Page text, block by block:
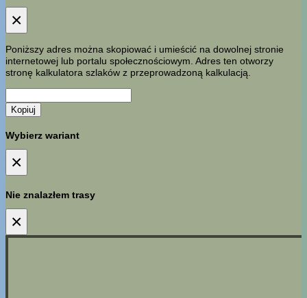
×
Poniższy adres można skopiować i umieścić na dowolnej stronie
internetowej lub portalu społecznościowym. Adres ten otworzy
stronę kalkulatora szlaków z przeprowadzoną kalkulacją.
Kopiuj
Wybierz wariant
×
Nie znalazłem trasy
×